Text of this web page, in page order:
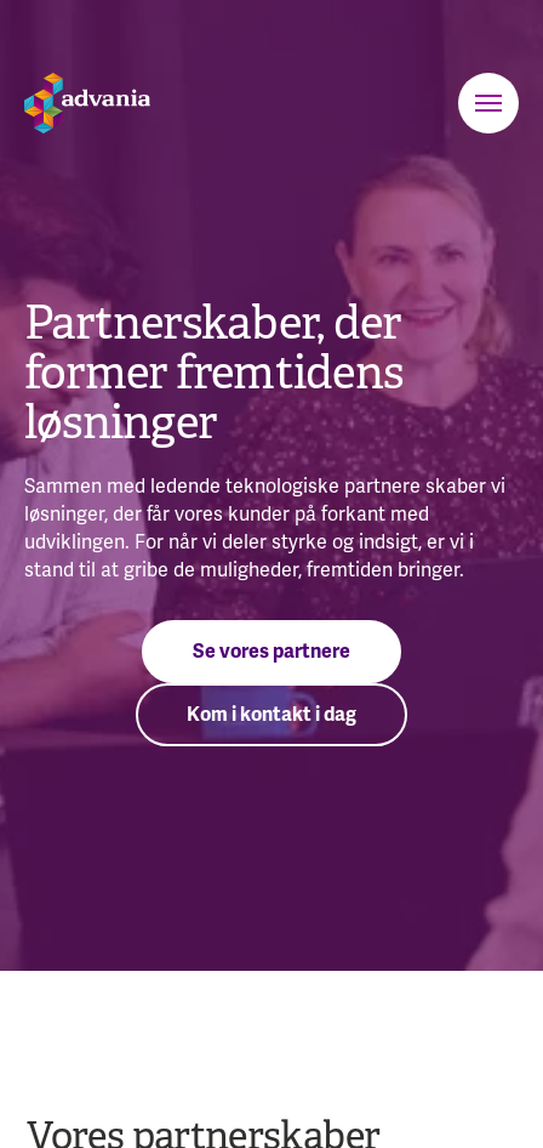
Partnerskaber, der
former fremtidens
løsninger
Sammen med ledende teknologiske partnere skaber vi
løsninger, der får vores kunder på forkant med
udviklingen. For når vi deler styrke og indsigt, er vi i
stand til at gribe de muligheder, fremtiden bringer.
Se vores partnere
Kom i kontakt i dag
Vores partnerskaber